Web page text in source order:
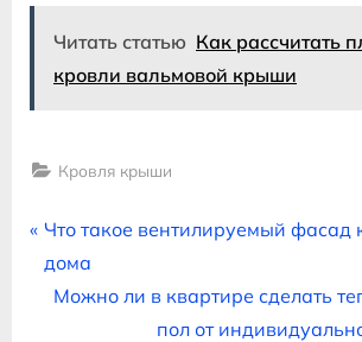
Читать статью Как рассчитать
кровли вальмовой крыши
Кровля крыши
Навигация
по
P
r
Что такое вентилируемый фасад
дома
N
Можно ли в квартире сделать
пол от